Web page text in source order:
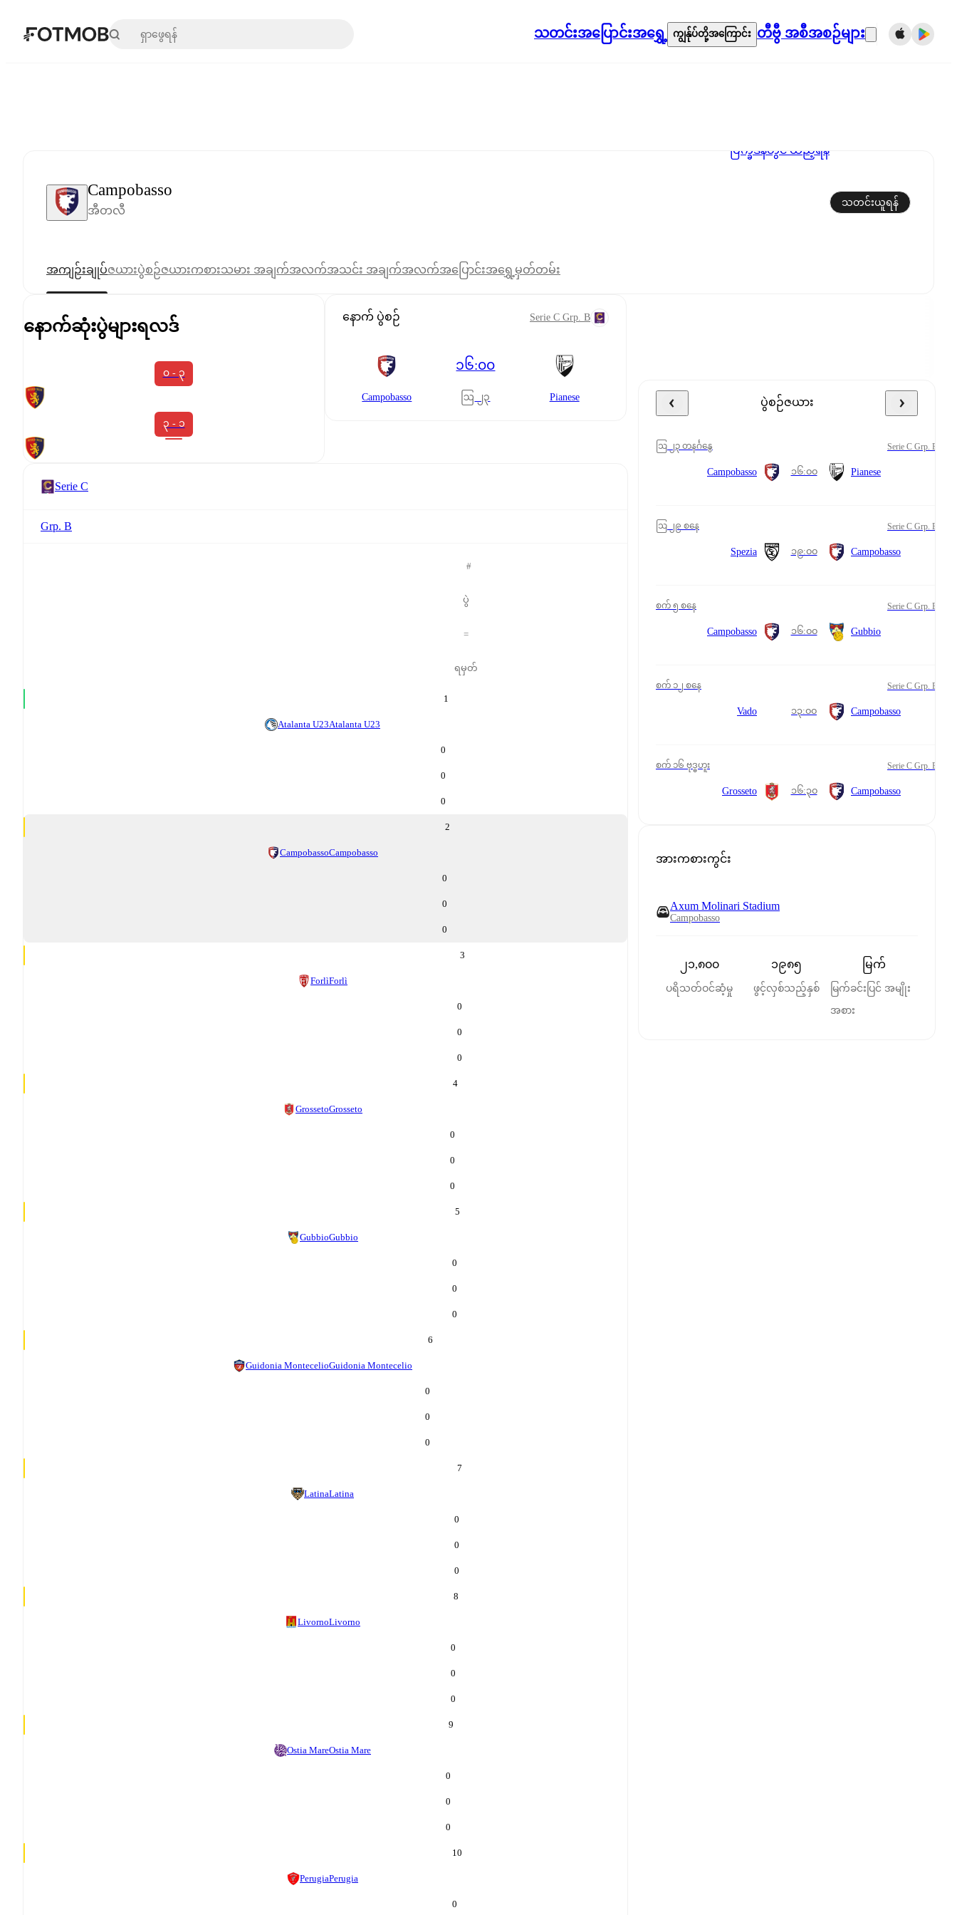
အဓိကအကြောင်းအရာသို့ ကျော်သွားရန် သတင်းအပြောင်းအရွှေ့ ကျွန်ုပ်တို့အကြောင်း တီဗွီ အစီအစဉ်များ
Campobasso
အီတလီ
ပြက္ခဒိန်တွင် ထည့်ရန်
သတင်းယူရန်
အကျဉ်းချုပ်ဇယားပွဲစဉ်ဇယားကစားသမား အချက်အလက်အသင်း အချက်အလက်အပြောင်းအရွှေ့ မှတ်တမ်း
နောက်ဆုံးပွဲများရလဒ်
၀ - ၃
၃ - ၁
နောက် ပွဲစဉ် Serie C Grp. B
Campobasso
၁၆:၀၀
ဩ ၂၃ Pianese
Serie C
Grp. B
#
ပွဲ
=
ရမှတ်
1
Atalanta U23Atalanta U23
0
0
0
2
CampobassoCampobasso
0
0
0
3
ForlìForlì
0
0
0
4
GrossetoGrosseto
0
0
0
5
GubbioGubbio
0
0
0
6
Guidonia MontecelioGuidonia Montecelio
0
0
0
7
LatinaLatina
0
0
0
8
LivornoLivorno
0
0
0
9
Ostia MareOstia Mare
0
0
0
10
PerugiaPerugia
0
ပွဲစဉ်ဇယား
ဩ ၂၃ တနင်္ဂနွေ Serie C Grp. B
Campobasso ၁၆:၀၀ Pianese
ဩ ၂၉ စနေ Serie C Grp. B
Spezia ၁၉:၀၀ Campobasso
စက် ၅ စနေ Serie C Grp. B
Campobasso ၁၆:၀၀ Gubbio
စက် ၁၂ စနေ Serie C Grp. B
Vado ၁၃:၀၀ Campobasso
စက် ၁၆ ဗုဒ္ဓဟူး Serie C Grp. B
Grosseto ၁၆:၃၀ Campobasso
အားကစားကွင်း
Axum Molinari Stadium
Campobasso
၂၁,၈၀၀
ပရိသတ်ဝင်ဆံ့မှု
၁၉၈၅
ဖွင့်လှစ်သည့်နှစ်
မြက်
မြက်ခင်းပြင် အမျိုး
အစား